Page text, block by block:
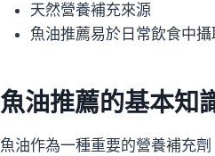
天然營養補充來源
魚油推薦易於日常飲食中攝
魚油推薦的基本知
魚油作為一種重要的營養補充